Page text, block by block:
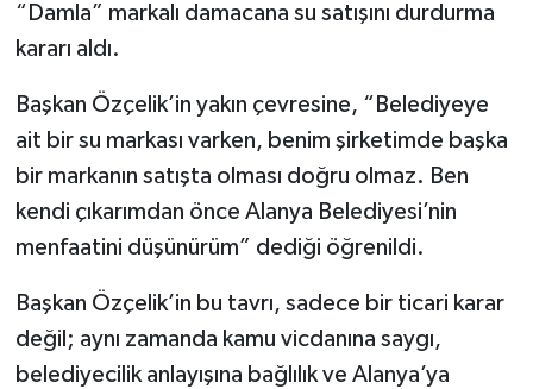
“Damla” markalı damacana su satışını durdurma
kararı aldı.
Başkan Özçelik’in yakın çevresine, “Belediyeye
ait bir su markası varken, benim şirketimde başka
bir markanın satışta olması doğru olmaz. Ben
kendi çıkarımdan önce Alanya Belediyesi’nin
menfaatini düşünürüm” dediği öğrenildi.
Başkan Özçelik’in bu tavrı, sadece bir ticari karar
değil; aynı zamanda kamu vicdanına saygı,
belediyecilik anlayışına bağlılık ve Alanya’ya